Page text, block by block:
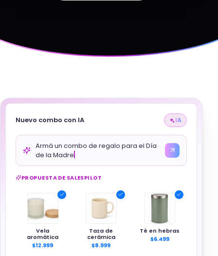
Nuevo combo con IA IA
Armá un combo de regalo para el Día
de la Madre
PROPUESTA DE SALESPILOT
Vela
aromática
$12.999
Taza de
cerámica
$8.999
Té en hebras
$6.499